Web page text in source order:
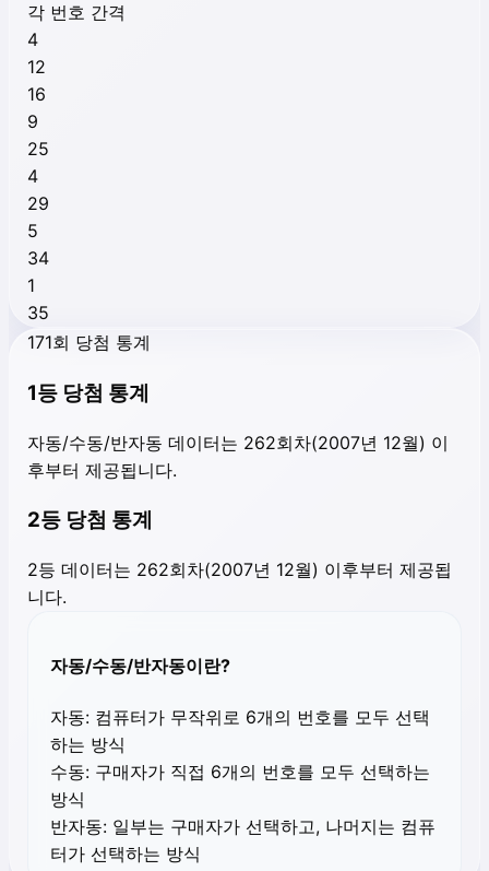
각 번호 간격
4
12
16
9
25
4
29
5
34
1
35
171회 당첨 통계
1등 당첨 통계
자동/수동/반자동 데이터는 262회차(2007년 12월) 이
후부터 제공됩니다.
2등 당첨 통계
2등 데이터는 262회차(2007년 12월) 이후부터 제공됩
니다.
자동/수동/반자동이란?
자동: 컴퓨터가 무작위로 6개의 번호를 모두 선택
하는 방식
수동: 구매자가 직접 6개의 번호를 모두 선택하는
방식
반자동: 일부는 구매자가 선택하고, 나머지는 컴퓨
터가 선택하는 방식